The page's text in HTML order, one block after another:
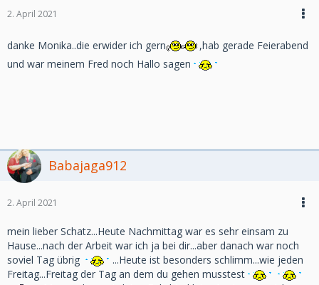
2. April 2021
danke Monika..die erwider ich gern
,hab gerade Feierabend
und war meinem Fred noch Hallo sagen
Babajaga912
2. April 2021
mein lieber Schatz...Heute Nachmittag war es sehr einsam zu
Hause...nach der Arbeit war ich ja bei dir...aber danach war noch
soviel Tag übrig
...Heute ist besonders schlimm...wie jeden
Freitag...Freitag der Tag an dem du gehen musstest